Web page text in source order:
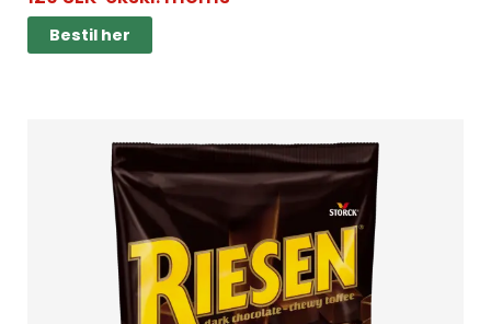
Bestil her